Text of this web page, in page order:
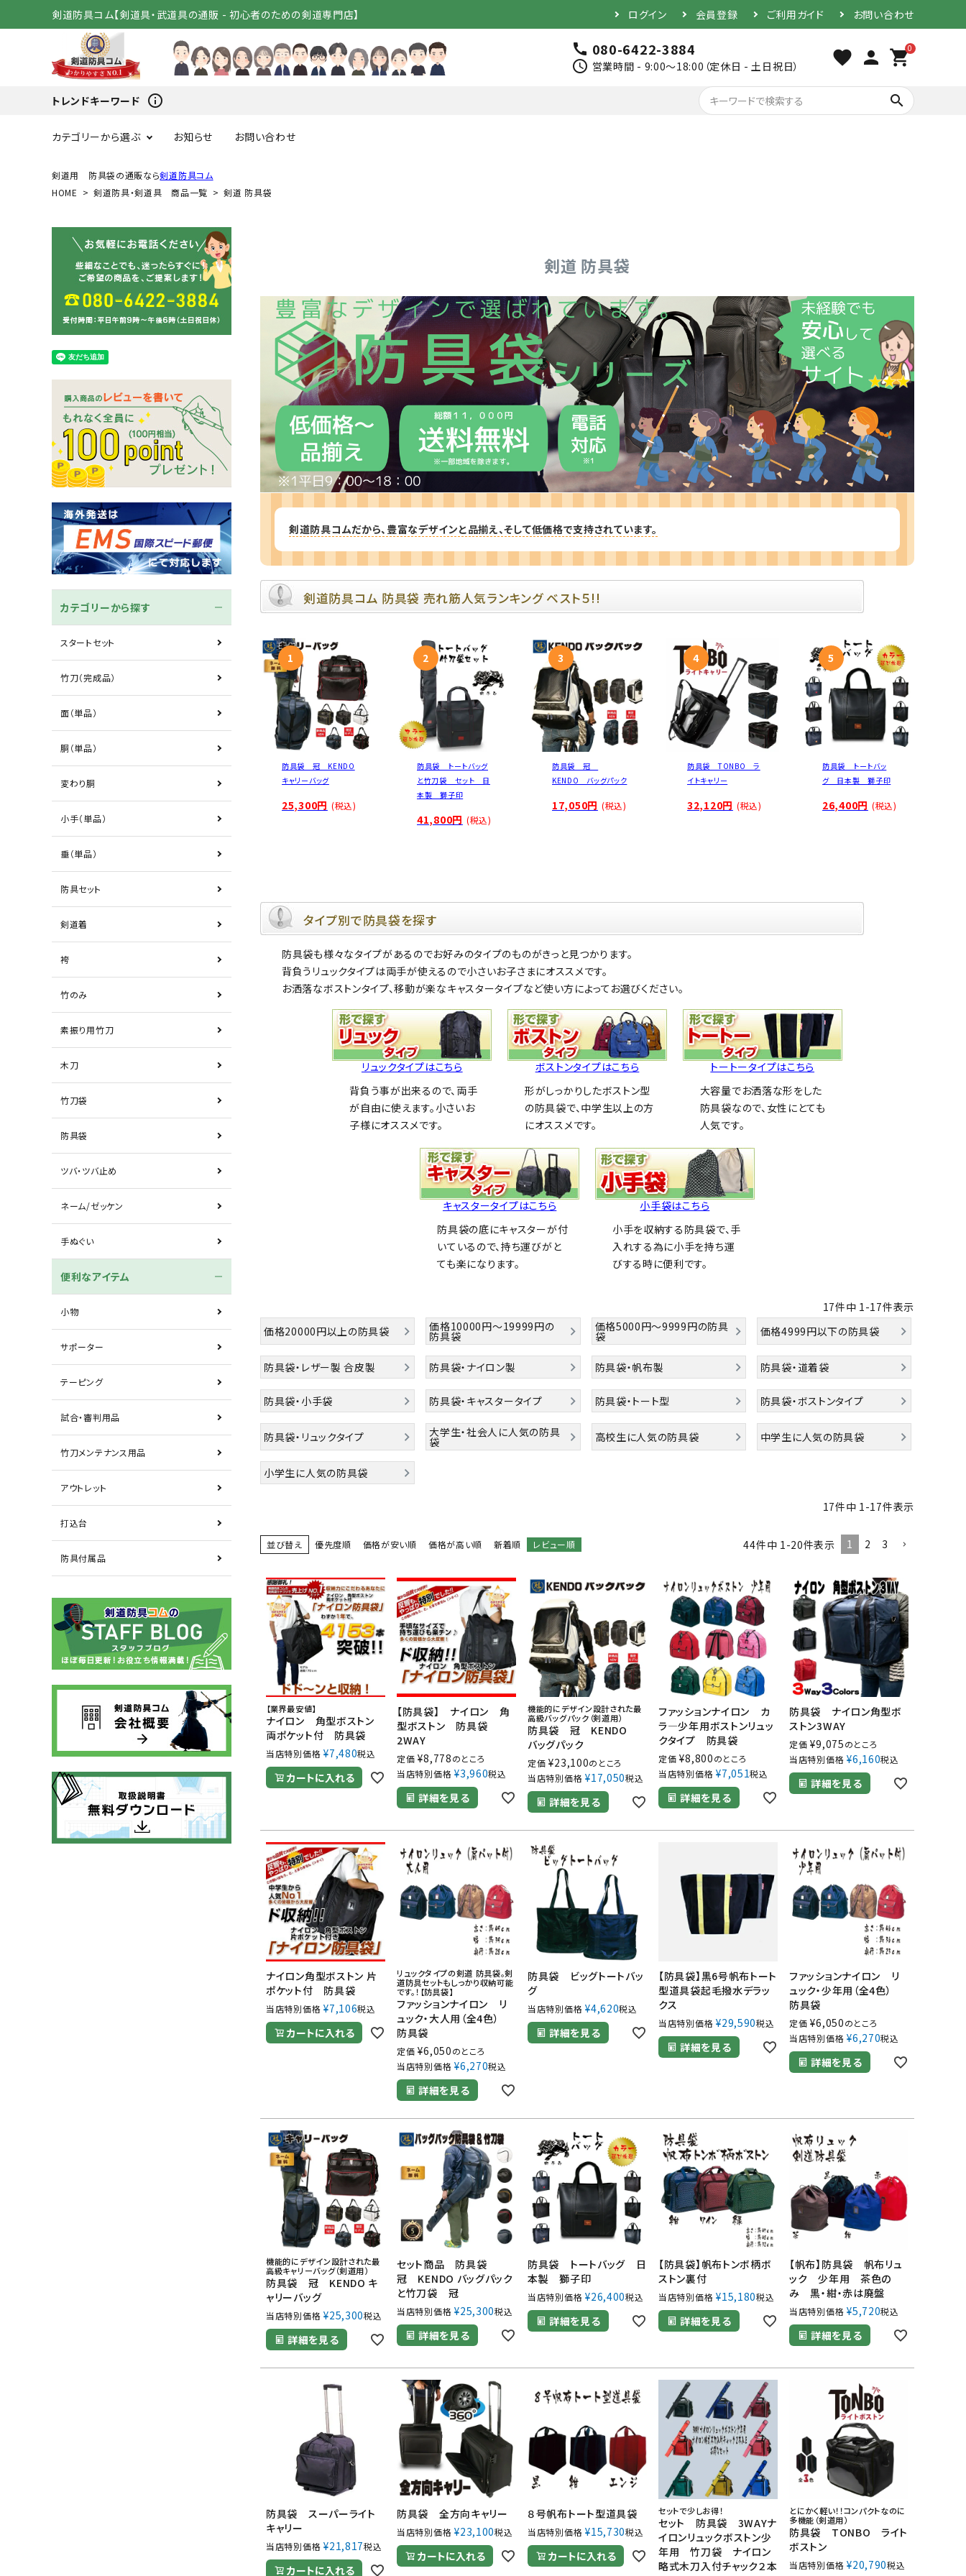
剣道防具コム【剣道具・武道具の通販 - 初心者のための剣道専門店】 ログイン 会員登録 ご利用ガイド お問い合わせ
call 080-6422-3884
schedule 営業時間 - 9:00～18:00（定休日 - 土日祝日） favorite person 0
shopping_cart
トレンドキーワード info_outline search
カテゴリーから選ぶ
スタートセット
変わり胴
剣道着
木刀 竹刀袋 防具袋 ツバ・ツバ止め
手ぬぐい
お知らせ お問い合わせ
剣道用 防具袋の通販なら剣道防具コム
HOME
剣道防具・剣道具 商品一覧 剣道 防具袋
カテゴリーから探す
スタートセット
竹刀（完成品）
面（単品）
胴（単品）
変わり胴
小手（単品）
垂（単品）
防具セット
剣道着
袴
竹のみ
素振り用竹刀
木刀
竹刀袋
防具袋
ツバ・ツバ止め
ネーム/ゼッケン
手ぬぐい
便利なアイテム
小物
サポーター
テーピング
試合・審判用品
竹刀メンテナンス用品
アウトレット
打込台
防具付属品
剣道 防具袋
剣道防具コムだから、豊富なデザインと品揃え、そして低価格で支持されています。
剣道防具コム 防具袋 売れ筋人気ランキング ベスト５!!
防具袋 冠 KENDO
キャリーバッグ
25,300円 (税込)
防具袋 トートバッグ
と竹刀袋 セット 日
本製 獅子印
41,800円 (税込)
防具袋 冠
KENDO バッグパック
17,050円 (税込)
防具袋 TONBO ラ
イトキャリー
32,120円 (税込)
防具袋 トートバッ
グ 日本製 獅子印
26,400円 (税込)
タイプ別で防具袋を探す
防具袋も様々なタイプがあるのでお好みのタイプのものがきっと見つかります。
背負うリュックタイプは両手が使えるので小さいお子さまにオススメです。
お洒落なボストンタイプ、移動が楽なキャスタータイプなど使い方によってお選びください。
リュックタイプはこちら
背負う事が出来るので、両手
が自由に使えます。小さいお
子様にオススメです。
ボストンタイプはこちら
形がしっかりしたボストン型
の防具袋で、中学生以上の方
にオススメです。
トートータイプはこちら
大容量でお洒落な形をした
防具袋なので、女性にとても
人気です。
キャスタータイプはこちら
防具袋の底にキャスターが付
いているので、持ち運びがと
ても楽になります。
小手袋はこちら
小手を収納する防具袋で、手
入れする為に小手を持ち運
びする時に便利です。
17件中 1 -17件表示
価格20000円以上の防具袋
価格10000円～19999円の
防具袋
価格5000円～9999円の防具
袋 価格4999円以下の防具袋
防具袋・レザー製 合皮製 防具袋・ナイロン製 防具袋・帆布製 防具袋・道着袋
防具袋・小手袋 防具袋・キャスタータイプ 防具袋・トート型 防具袋・ボストンタイプ
防具袋・リュックタイプ 大学生・社会人に人気の防具
袋 高校生に人気の防具袋 中学生に人気の防具袋
小学生に人気の防具袋
17件中 1 -17件表示
並び替え 優先度順 価格が安い順 価格が高い順 新着順 レビュー順 44件中 1 -20件表示 1 2 3
【業界最安値】
ナイロン 角型ボストン
両ポケット付 防具袋
当店特別価格 ¥7,480税込
カートに入れる
【防具袋】 ナイロン 角
型ボストン 防具袋
2WAY
定価 ¥8,778のところ
当店特別価格 ¥3,960税込
詳細を見る
機能的にデザイン設計された最
高級バッグパック（剣道用）
防具袋 冠 KENDO
バッグパック
定価 ¥23,100のところ
当店特別価格 ¥17,050税込
詳細を見る
ファッションナイロン カ
ラ―少年用ボストンリュッ
クタイプ 防具袋
定価 ¥8,800のところ
当店特別価格 ¥7,051税込
詳細を見る
防具袋 ナイロン角型ボ
ストン3WAY
定価 ¥9,075のところ
当店特別価格 ¥6,160税込
詳細を見る
ナイロン角型ボストン 片
ポケット付 防具袋
当店特別価格 ¥7,106税込
カートに入れる
リュックタイプの剣道 防具袋。剣
道防具セットもしっかり収納可能
です。！【防具袋】
ファッションナイロン リ
ュック・大人用（全4色）
防具袋
定価 ¥6,050のところ
当店特別価格 ¥6,270税込
詳細を見る
防具袋 ビッグトートバッ
グ
当店特別価格 ¥4,620税込
詳細を見る
【防具袋】黒6号帆布トート
型道具袋起毛撥水デラッ
クス
当店特別価格 ¥29,590税込
詳細を見る
ファッションナイロン リ
ュック・少年用（全4色）
防具袋
定価 ¥6,050のところ
当店特別価格 ¥6,270税込
詳細を見る
機能的にデザイン設計された最
高級キャリーバッグ（剣道用）
防具袋 冠 KENDO キ
ャリーバッグ
当店特別価格 ¥25,300税込
詳細を見る
セット商品 防具袋
冠 KENDO バッグパック
と竹刀袋 冠
当店特別価格 ¥25,300税込
詳細を見る
防具袋 トートバッグ 日
本製 獅子印
当店特別価格 ¥26,400税込
詳細を見る
【防具袋】帆布トンボ柄ボ
ストン裏付
当店特別価格 ¥15,180税込
詳細を見る
【帆布】防具袋 帆布リュ
ック 少年用 茶色の
み 黒・紺・赤は廃盤
当店特別価格 ¥5,720税込
詳細を見る
防具袋 スーパーライト
キャリー
当店特別価格 ¥21,817税込
カートに入れる
防具袋 全方向キャリー
当店特別価格 ¥23,100税込
カートに入れる
８号帆布トート型道具袋
当店特別価格 ¥15,730税込
カートに入れる
セットで少しお得！
セット 防具袋 3WAYナ
イロンリュックボストン少
年用 竹刀袋 ナイロン
略式木刀入付チャック２本
とにかく軽い！！コンパクトなのに
多機能（剣道用）
防具袋 TONBO ライト
ボストン
当店特別価格 ¥20,790税込